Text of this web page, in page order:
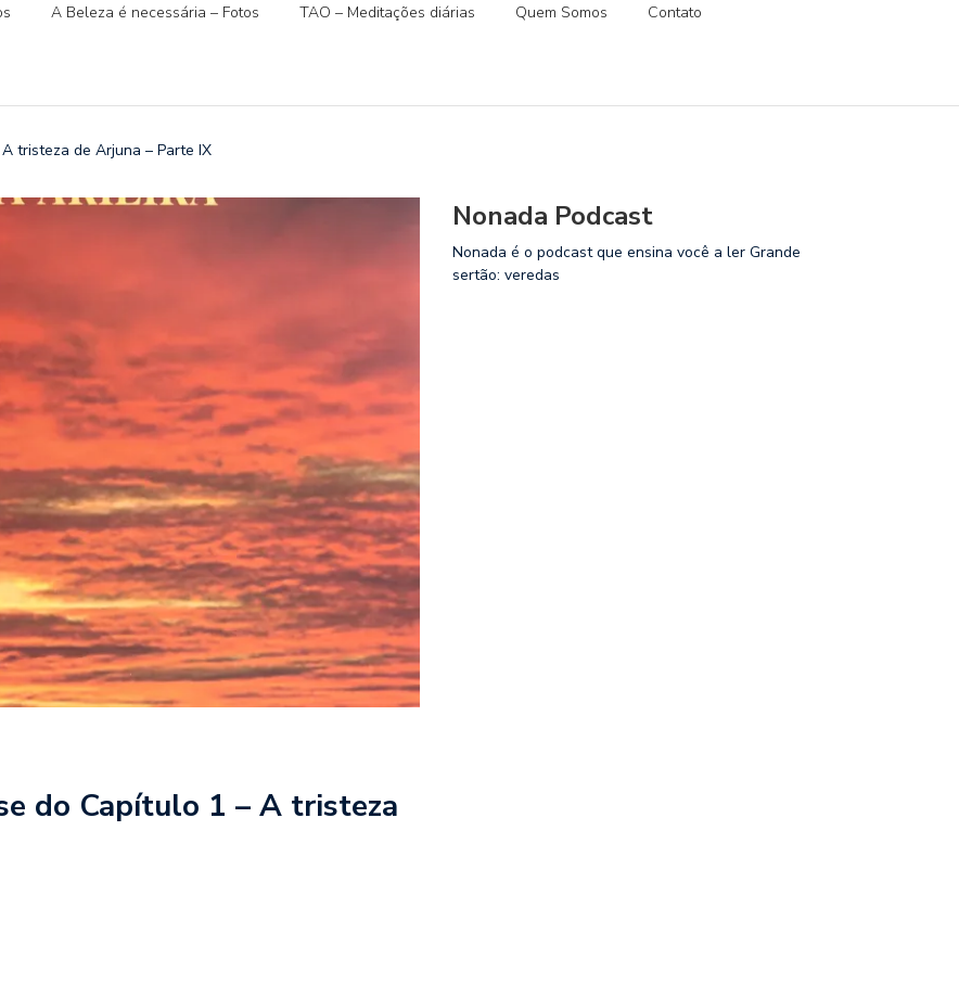
A Beleza é necessária – Fotos TAO – Meditações diárias Quem Somos Contato
tristeza de Arjuna – Parte IX
do Capítulo 1 – A tristeza
Nonada Podcast
Nonada é o podcast que ensina você a ler Grande
sertão: veredas